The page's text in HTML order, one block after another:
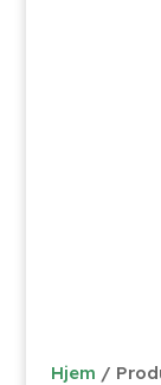
Hjem /